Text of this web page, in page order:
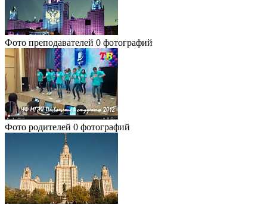
Фото преподавателей 0 фотографий
Фото родителей 0 фотографий